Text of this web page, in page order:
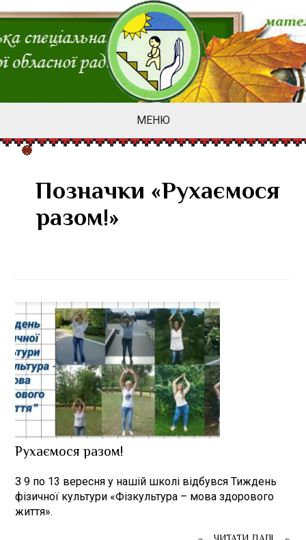
МЕНЮ
Позначки «Рухаємося
разом!»
Рухаємося разом!
З 9 по 13 вересня у нашій школі відбувся Тиждень
фізичної культури «Фізкультура – мова здорового
життя».